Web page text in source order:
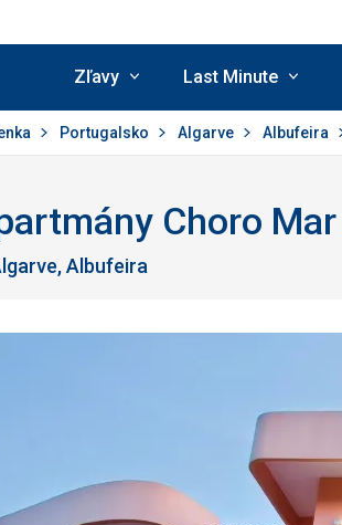
Zľavy Last Minute
Portugalsko Algarve Albufeira
Choro Mar
Albufeira